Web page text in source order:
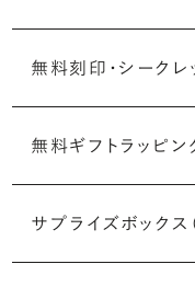
無料刻印・ シークレ
刻印メッセージ：
印することができま
リングに初めて施す
無料ギフトラッピン
サプライズボックス